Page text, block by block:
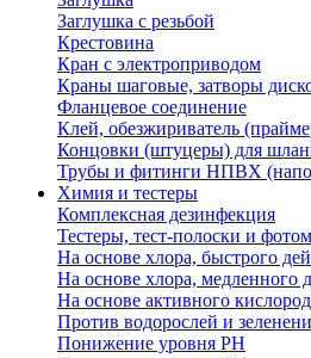
Заглушка с резьбой
Крестовина
Кран с электроприводом
Краны шаговые, затворы
Фланцевое соединение
Клей, обезжириватель
Концовки (штуцеры) для
Трубы и фитинги НПВХ
Химия и тестеры
Комплексная дезинфекция
Тестеры, тест-полоски и
На основе хлора, быстрого
На основе хлора, медленного
На основе активного
Против водорослей и
Понижение уровня РН